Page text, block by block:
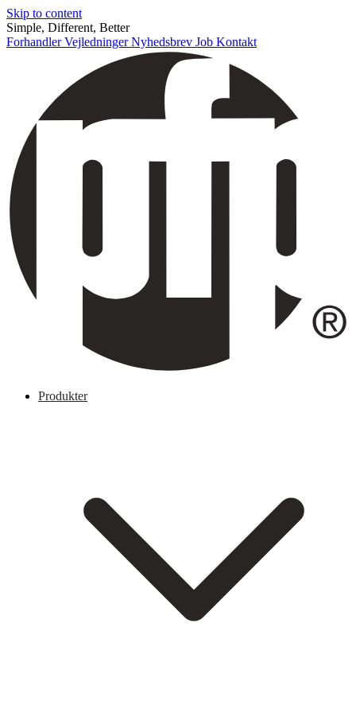
Skip to content
Simple, Different, Better
ForhandlerVejledningerNyhedsbrev Job Kontakt
Produkter